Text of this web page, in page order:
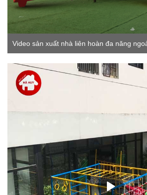
Video sản xuất nhà liên hoàn đa năng